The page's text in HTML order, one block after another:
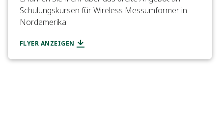
Schulungskursen für Wireless Messumformer in
Nordamerika
FLYER ANZEIGEN